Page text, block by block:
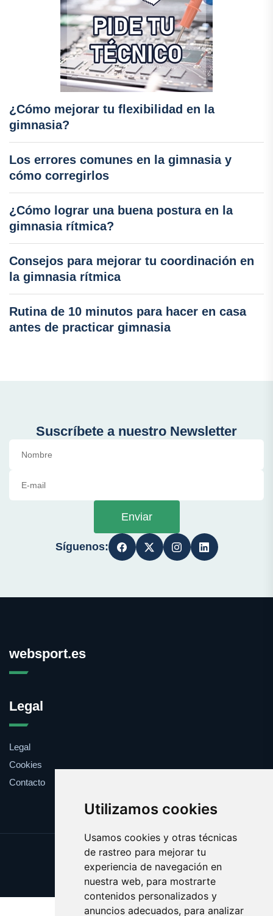
Utilizamos cookies
Usamos cookies y otras técnicas
de rastreo para mejorar tu
experiencia de navegación en
nuestra web, para mostrarte
contenidos personalizados y
anuncios adecuados, para analizar
¿Cómo mejorar tu flexibilidad en la
gimnasia?
Los errores comunes en la gimnasia y
cómo corregirlos
¿Cómo lograr una buena postura en la
gimnasia rítmica?
Consejos para mejorar tu coordinación en
la gimnasia rítmica
Rutina de 10 minutos para hacer en casa
antes de practicar gimnasia
Suscríbete a nuestro Newsletter
Enviar
Síguenos:
websport.es
Legal
Legal
Cookies
Contacto
Update cookies preferences
Copyright © 2025 websport.es